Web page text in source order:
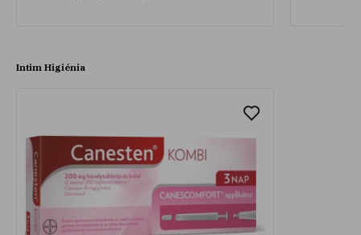
Intim Higiénia